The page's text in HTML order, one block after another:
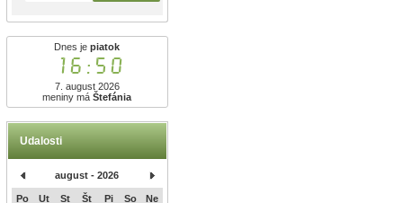
Dnes jepiatok
16:50
7. august 2026
meniny máŠtefánia
Udalosti
august - 2026
Po Ut St Št Pi So Ne